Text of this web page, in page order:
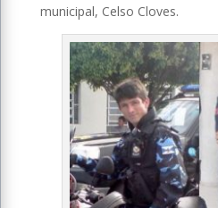
municipal, Celso Cloves.